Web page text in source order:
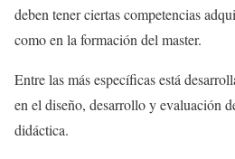
deben tener ciertas competencias
como en la formación del master.
Entre las más específicas está
en el diseño, desarrollo y evaluación
didáctica.